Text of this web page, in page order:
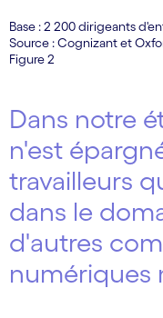
Base : 2 200 dirigeants
Source : Cognizant et
Figure 2
Dans notre
n'est
travailleurs
dans le
d'autres
numériques